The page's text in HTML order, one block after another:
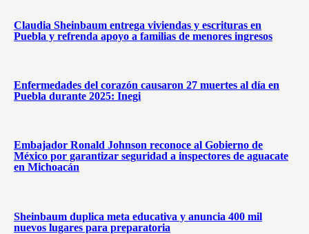
Claudia Sheinbaum entrega viviendas y escrituras en
Puebla y refrenda apoyo a familias de menores ingresos
Enfermedades del corazón causaron 27 muertes al día en
Puebla durante 2025: Inegi
Embajador Ronald Johnson reconoce al Gobierno de
México por garantizar seguridad a inspectores de aguacate
en Michoacán
Sheinbaum duplica meta educativa y anuncia 400 mil
nuevos lugares para preparatoria